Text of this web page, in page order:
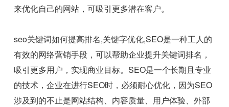
来优化自己的网站，可吸引更多潜在客户。
seo关键词如何提高排名,关键字优化,SEO是一种工人的
有效的网络营销手段，可以帮助企业提升关键词排名，
吸引更多用户，实现商业目标。SEO是一个长期且专业
的技术，企业在进行SEO时，必须耐心优化，因为SEO
涉及到的不止是网站结构、内容质量、用户体验、外部